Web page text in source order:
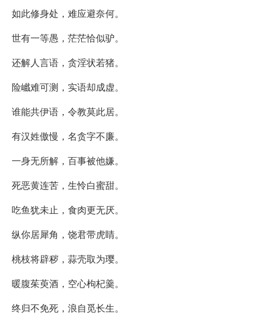
如此修身处，难应避奈何。
世有一等愚，茫茫恰似驴。
还解人言语，贪淫状若猪。
险巇难可测，实语却成虚。
谁能共伊语，令教莫此居。
有汉姓傲慢，名贪字不廉。
一身无所解，百事被他嫌。
死恶黄连苦，生怜白蜜甜。
吃鱼犹未止，食肉更无厌。
纵你居犀角，饶君带虎睛。
桃枝将辟秽，蒜壳取为璎。
暖腹茱萸酒，空心枸杞羹。
终归不免死，浪自觅长生。